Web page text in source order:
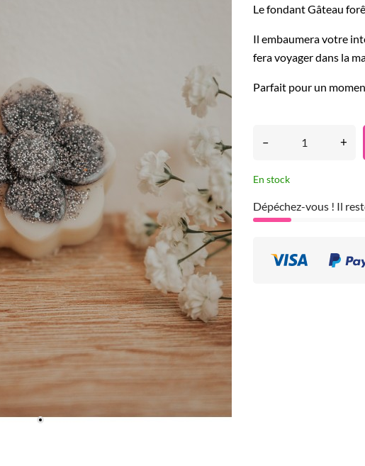
Le fondant Gâteau
Il embaumera votre
fera voyager dans la
Parfait pour un
– +
En stock
Dépéchez-vous ! Il